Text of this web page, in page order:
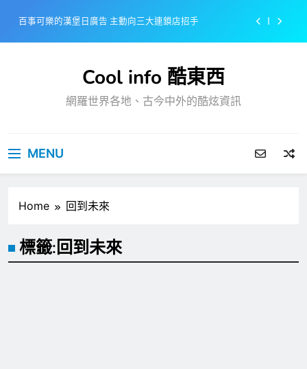
content
百事可樂的漢堡日廣告 主動向三大連鎖店招手
戴著金牌的醬油瓶 市佔率第一的龜甲萬廣告
感動落淚也笑到流淚的斷髮式
Cool info 酷東西
網羅世界各地、古今中外的酷炫資訊
MENU
Home 回到未來
標籤:回到未來